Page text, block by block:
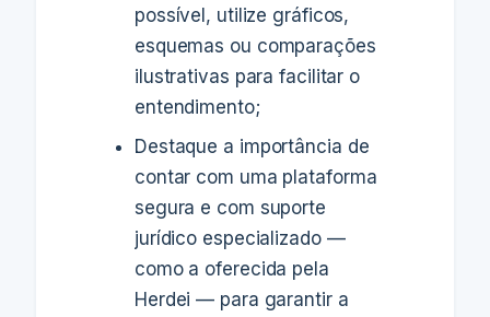
possível, utilize gráficos,
esquemas ou comparações
ilustrativas para facilitar o
entendimento;
Destaque a importância de
contar com uma plataforma
segura e com suporte
jurídico especializado —
como a oferecida pela
Herdei — para garantir a